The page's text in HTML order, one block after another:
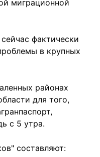
миграционной
фактически
в крупных
районах
для того,
с 5 утра.
составляют: